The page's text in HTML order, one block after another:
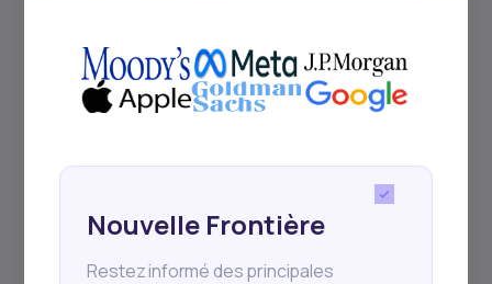
Nouvelle Frontière
Restez informé des principales